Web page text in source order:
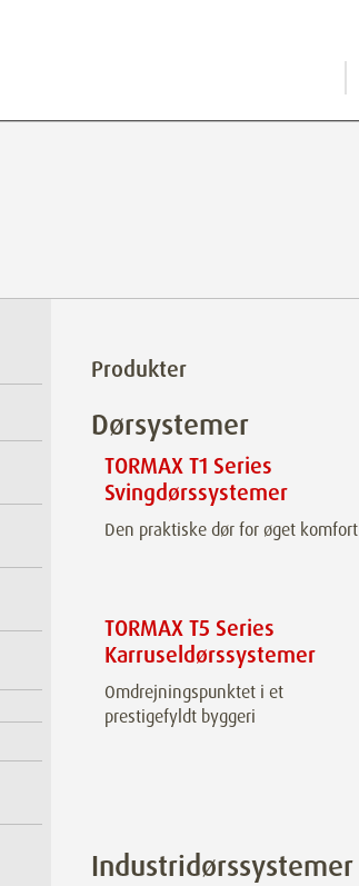
Produkter
Dørsystemer
TORMAX T1 Series
Svingdørssystemer
Den praktiske dør for øget komfort
TORMAX T5 Series
Karruseldørssystemer
Omdrejningspunktet i et
prestigefyldt byggeri
Industridørssystemer